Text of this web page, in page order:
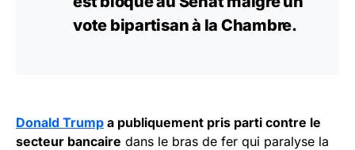
vote bipartisan à la Chambre.
Donald Trump a publiquement pris parti contre le
secteur bancaire dans le bras de fer qui paralyse la